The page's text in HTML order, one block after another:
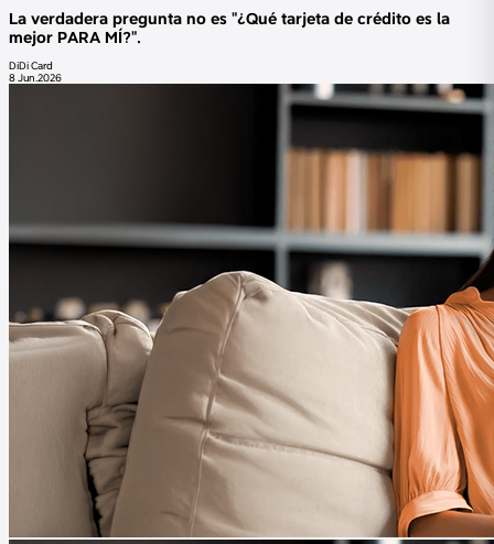
La verdadera pregunta no es "¿Qué tarjeta de crédito es la
mejor PARA MÍ?".
DiDi Card
8 Jun.2026